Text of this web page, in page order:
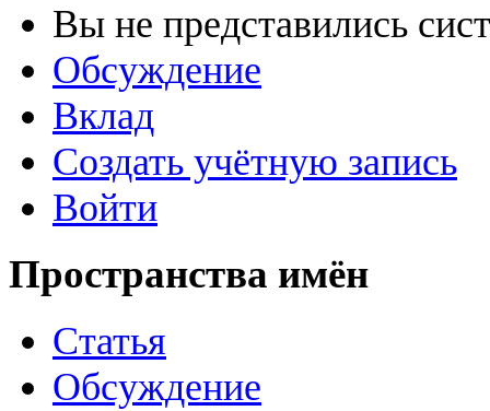
Вы не представились
Обсуждение
Вклад
Создать учётную запись
Войти
Пространства имён
Статья
Обсуждение